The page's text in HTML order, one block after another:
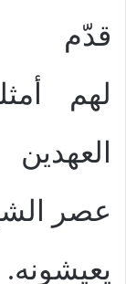
قدّم
لهم
عصر
يعيشونه.